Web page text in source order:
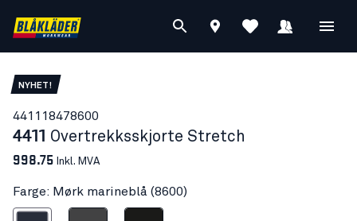
NYHET!
441118478600
4411 Overtrekksskjorte Stretch
998.75 Inkl. MVA
Farge: Mørk marineblå (8600)